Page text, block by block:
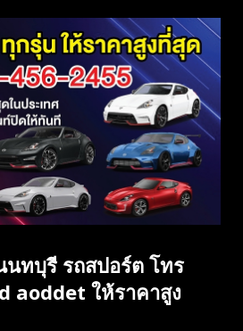
ทบุรี รถสปอร์ต โทร
aoddet ให้ราคาสูง